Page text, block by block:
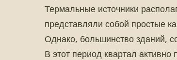
Термальные источники
представляли собой простые
Однако, большинство зданий,
В этот период квартал